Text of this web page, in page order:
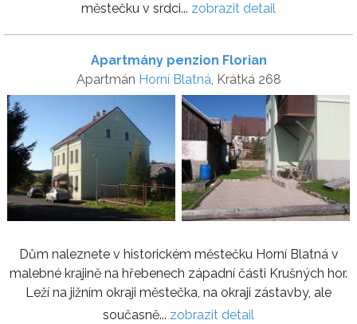
městečku v srdci... zobrazit detail
Apartmány penzion Florian
Apartmán Horní Blatná, Krátká 268
Dům naleznete v historickém městečku Horní Blatná v
malebné krajině na hřebenech západní části Krušných hor.
Leží na jižním okraji městečka, na okraji zástavby, ale
současně... zobrazit detail